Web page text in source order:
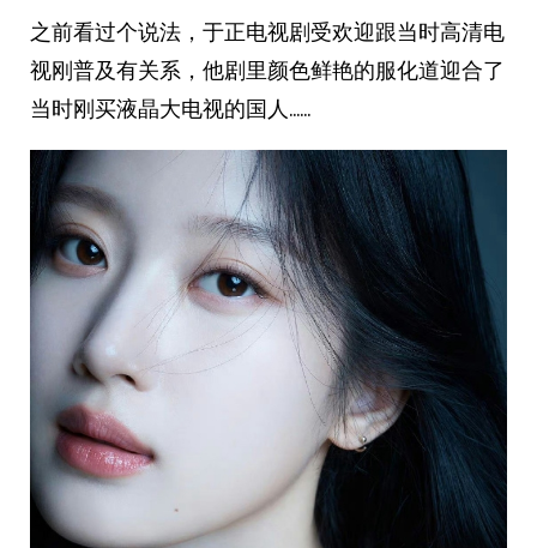
之前看过个说法，于正电视剧受欢迎跟当时高清电
视刚普及有关系，他剧里颜色鲜艳的服化道迎合了
当时刚买液晶大电视的国人……